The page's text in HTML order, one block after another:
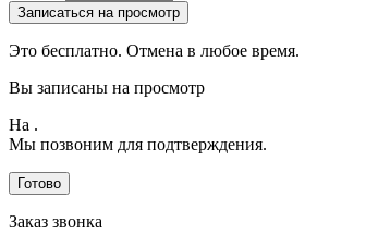
Записаться на просмотр
Это бесплатно. Отмена в любое время.
Вы записаны на просмотр
На .
Мы позвоним для подтверждения.
Готово
Заказ звонка